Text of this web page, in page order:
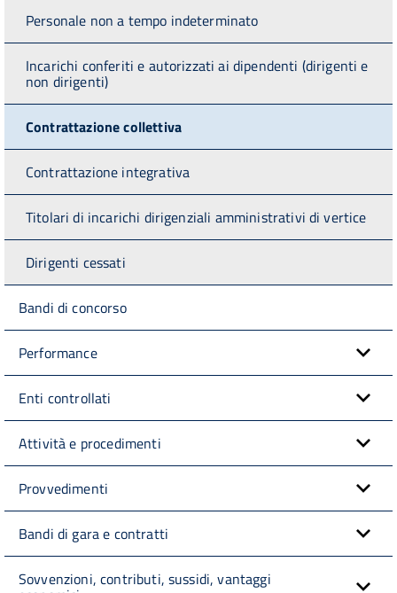
Personale non a tempo indeterminato
Incarichi conferiti e autorizzati ai dipendenti (dirigenti e
non dirigenti)
Contrattazione collettiva
Contrattazione integrativa
Titolari di incarichi dirigenziali amministrativi di vertice
Dirigenti cessati
Bandi di concorso
Performance
Enti controllati
Attività e procedimenti
Provvedimenti
Bandi di gara e contratti
Sovvenzioni, contributi, sussidi, vantaggi